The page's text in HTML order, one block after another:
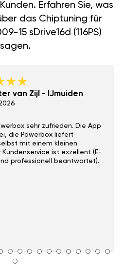
Erfahren Sie, was
das Chiptuning für
15 sDrive16d (116PS)
sagen.
van Zijl - IJmuiden
sehr zufrieden. Die App
die Powerbox liefert
mit einem kleinen
ist exzellent (E-
professionell beantwortet).